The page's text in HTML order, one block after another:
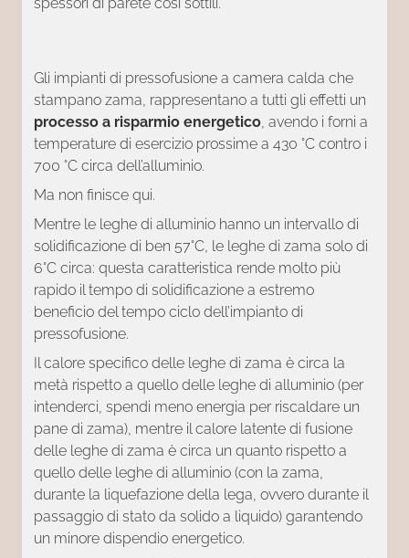
Gli impianti di pressofusione a camera calda che
stampano zama, rappresentano a tutti gli effetti un
processo a risparmio energetico, avendo i forni a
temperature di esercizio prossime a 430 °C contro i
700 °C circa dell’alluminio.
Ma non finisce qui.
Mentre le leghe di alluminio hanno un intervallo di
solidificazione di ben 57°C, le leghe di zama solo di
6°C circa: questa caratteristica rende molto più
rapido il tempo di solidificazione a estremo
beneficio del tempo ciclo dell’impianto di
pressofusione.
Il calore specifico delle leghe di zama è circa la
metà rispetto a quello delle leghe di alluminio (per
intenderci, spendi meno energia per riscaldare un
pane di zama), mentre il calore latente di fusione
delle leghe di zama è circa un quanto rispetto a
quello delle leghe di alluminio (con la zama,
durante la liquefazione della lega, ovvero durante il
passaggio di stato da solido a liquido) garantendo
un minore dispendio energetico.